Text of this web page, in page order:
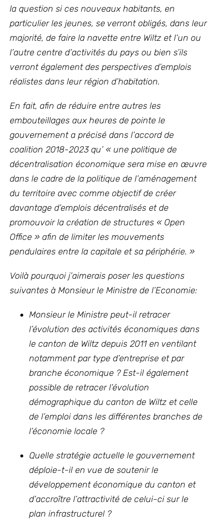
la question si ces nouveaux habitants, en
particulier les jeunes, se verront obligés, dans leur
majorité, de faire la navette entre Wiltz et l’un ou
l’autre centre d’activités du pays ou bien s’ils
verront également des perspectives d’emplois
réalistes dans leur région d’habitation.
En fait, afin de réduire entre autres les
embouteillages aux heures de pointe le
gouvernement a précisé dans l’accord de
coalition 2018-2023 qu’ « une politique de
décentralisation économique sera mise en œuvre
dans le cadre de la politique de l’aménagement
du territoire avec comme objectif de créer
davantage d’emplois décentralisés et de
promouvoir la création de structures « Open
Office » afin de limiter les mouvements
pendulaires entre la capitale et sa périphérie. »
Voilà pourquoi j’aimerais poser les questions
suivantes à Monsieur le Ministre de l’Economie:
Monsieur le Ministre peut-il retracer
l’évolution des activités économiques dans
le canton de Wiltz depuis 2011 en ventilant
notamment par type d’entreprise et par
branche économique ? Est-il également
possible de retracer l’évolution
démographique du canton de Wiltz et celle
de l’emploi dans les différentes branches de
l’économie locale ?
Quelle stratégie actuelle le gouvernement
déploie-t-il en vue de soutenir le
développement économique du canton et
d’accroître l’attractivité de celui-ci sur le
plan infrastructurel ?